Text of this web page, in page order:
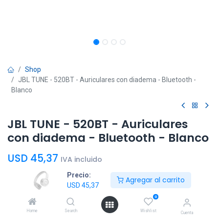
Precio:
USD 45,37
Agregar al carrito
Home Search
0
Wishlist Cuenta
Shop
JBL TUNE - 520BT - Auriculares con diadema - Bluetooth -
Blanco
JBL TUNE - 520BT - Auriculares
con diadema - Bluetooth - Blanco
USD 45,37 IVA incluido
Agregar al Comprar